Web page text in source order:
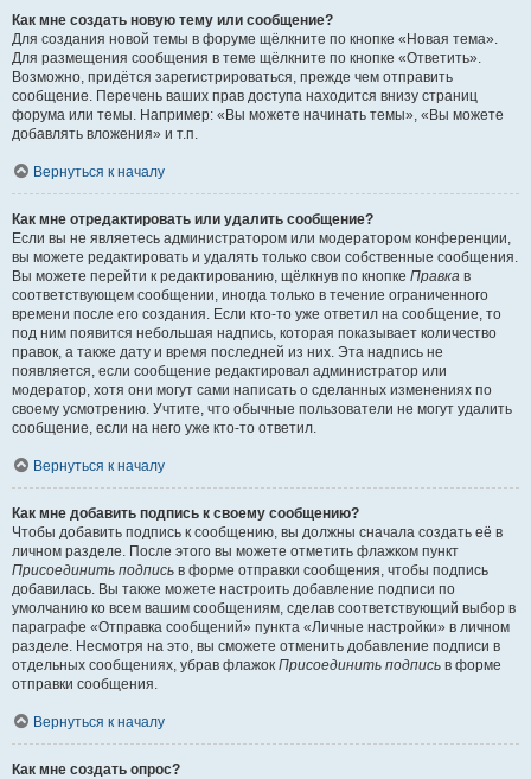
Как мне создать новую тему или сообщение?
Для создания новой темы в форуме щёлкните по кнопке «Новая тема».
Для размещения сообщения в теме щёлкните по кнопке «Ответить».
Возможно, придётся зарегистрироваться, прежде чем отправить
сообщение. Перечень ваших прав доступа находится внизу страниц
форума или темы. Например: «Вы можете начинать темы», «Вы можете
добавлять вложения» и т.п.
Вернуться к началу
Как мне отредактировать или удалить сообщение?
Если вы не являетесь администратором или модератором конференции,
вы можете редактировать и удалять только свои собственные сообщения.
Вы можете перейти к редактированию, щёлкнув по кнопке Правка в
соответствующем сообщении, иногда только в течение ограниченного
времени после его создания. Если кто-то уже ответил на сообщение, то
под ним появится небольшая надпись, которая показывает количество
правок, а также дату и время последней из них. Эта надпись не
появляется, если сообщение редактировал администратор или
модератор, хотя они могут сами написать о сделанных изменениях по
своему усмотрению. Учтите, что обычные пользователи не могут удалить
сообщение, если на него уже кто-то ответил.
Вернуться к началу
Как мне добавить подпись к своему сообщению?
Чтобы добавить подпись к сообщению, вы должны сначала создать её в
личном разделе. После этого вы можете отметить флажком пункт
Присоединить подпись в форме отправки сообщения, чтобы подпись
добавилась. Вы также можете настроить добавление подписи по
умолчанию ко всем вашим сообщениям, сделав соответствующий выбор в
параграфе «Отправка сообщений» пункта «Личные настройки» в личном
разделе. Несмотря на это, вы сможете отменить добавление подписи в
отдельных сообщениях, убрав флажок Присоединить подпись в форме
отправки сообщения.
Вернуться к началу
Как мне создать опрос?